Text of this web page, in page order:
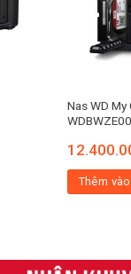
Nas WD
Thêm